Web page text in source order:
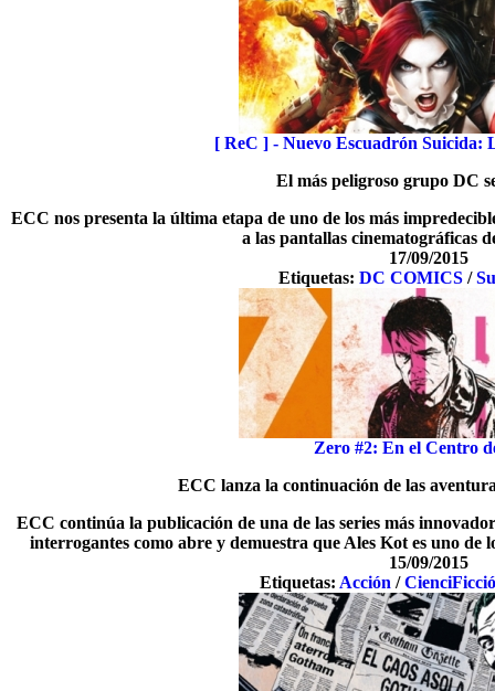
[ ReC ] - Nuevo Escuadrón Suicida:
El más peligroso grupo DC
ECC nos presenta la última etapa de uno de los más
a las pantallas cinematográficas
17/09/2015
Etiquetas: DC COMICS /
Zero #2: En el Centro
ECC lanza la continuación de las
ECC continúa la publicación de una de las series más
interrogantes como abre y demuestra que Ales Kot es uno de
15/09/2015
Etiquetas: Acción /